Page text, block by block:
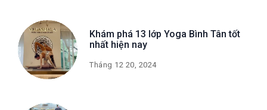
Khám phá 13 lớp Yoga Bình Tân tốt
nhất hiện nay
Tháng 12 20, 2024